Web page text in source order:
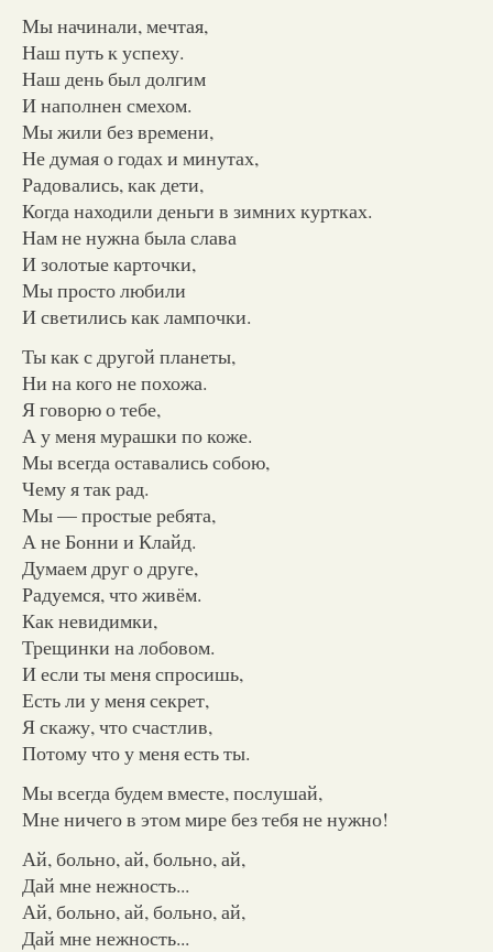
Мы начинали, мечтая,
Наш путь к успеху.
Наш день был долгим
И наполнен смехом.
Мы жили без времени,
Не думая о годах и минутах,
Радовались, как дети,
Когда находили деньги в зимних куртках.
Нам не нужна была слава
И золотые карточки,
Мы просто любили
И светились как лампочки.
Ты как с другой планеты,
Ни на кого не похожа.
Я говорю о тебе,
А у меня мурашки по коже.
Мы всегда оставались собою,
Чему я так рад.
Мы — простые ребята,
А не Бонни и Клайд.
Думаем друг о друге,
Радуемся, что живём.
Как невидимки,
Трещинки на лобовом.
И если ты меня спросишь,
Есть ли у меня секрет,
Я скажу, что счастлив,
Потому что у меня есть ты.
Мы всегда будем вместе, послушай,
Мне ничего в этом мире без тебя не нужно!
Ай, больно, ай, больно, ай,
Дай мне нежность...
Ай, больно, ай, больно, ай,
Дай мне нежность...